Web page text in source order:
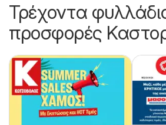
Τρέχοντα
προσφορές